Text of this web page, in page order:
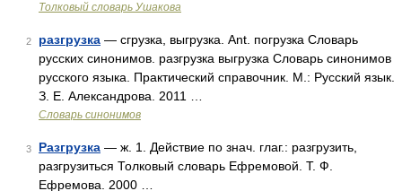
Толковый словарь Ушакова
2 разгрузка — сгрузка, выгрузка. Ant. погрузка Словарь
русских синонимов. разгрузка выгрузка Словарь синонимов
русского языка. Практический справочник. М.: Русский язык.
З. Е. Александрова. 2011 …
Словарь синонимов
3 Разгрузка — ж. 1. Действие по знач. глаг.: разгрузить,
разгрузиться Толковый словарь Ефремовой. Т. Ф.
Ефремова. 2000 …